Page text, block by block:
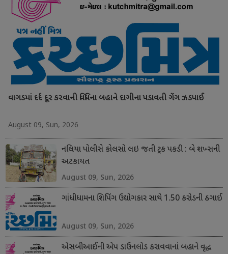
વાગડમાં દર્દ દૂર કરવાની વિધિના બહાને દાગીના પડાવતી ગેંગ ઝડપાઈ
August 09, Sun, 2026
નલિયા પોલીસે કોલસો લઇ જતી ટ્રક પકડી : બે શખ્સની
અટકાયત
August 09, Sun, 2026
ગાંધીધામના શિપિંગ ઉદ્યોગકાર સાથે 1.50 કરોડની ઠગાઈ
August 09, Sun, 2026
એસબીઆઈની એપ ડાઉનલોડ કરાવવાનાં બહાને વૃદ્ધ